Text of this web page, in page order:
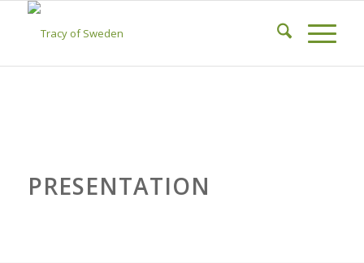
PRESENTATION